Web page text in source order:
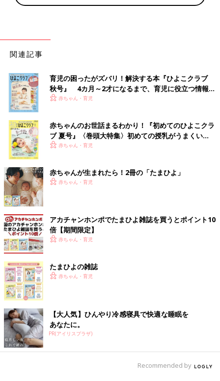
関連記事
育児の困ったがズバリ！解決する本『ひよこクラブ
秋号』 4カ月～2才になるまで、育児に役立つ情報が
いっぱい！
赤ちゃん・育児
赤ちゃんのお世話まるわかり！『初めてのひよこクラ
ブ 夏号』〈巻頭大特集〉初めての授乳がうまくい
く！ おっぱい・ミルクの基本と夏のトラブル 解決テ
赤ちゃん・育児
赤ちゃんが生まれたら！2冊の「たまひよ」
赤ちゃん・育児
アカチャンホンポでたまひよ雑誌を買うとポイント10
倍【期間限定】
赤ちゃん・育児
たまひよの雑誌
赤ちゃん・育児
【大人気】ひんやり冷感寝具で快適な睡眠を
あなたに。
PR(アイリスプラザ)
Recommended by